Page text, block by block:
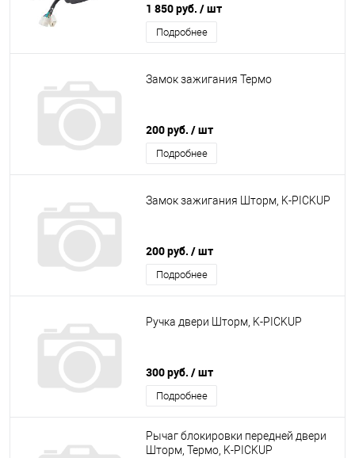
1 850 руб. / шт
Подробнее
Замок зажигания Термо
200 руб. / шт
Подробнее
Замок зажигания Шторм, K-PICKUP
200 руб. / шт
Подробнее
Ручка двери Шторм, K-PICKUP
300 руб. / шт
Подробнее
Рычаг блокировки передней двери
Шторм, Термо, K-PICKUP